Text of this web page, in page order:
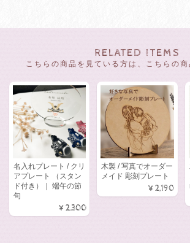
RELATED ITEMS
こちらの商品を見ている方は、こちらの
名入れプレート / クリ
アプレート （スタン
ド付き）｜ 端午の節
句
¥2,300
木製 / 写真でオーダー
メイド 彫刻プレート
¥2,190